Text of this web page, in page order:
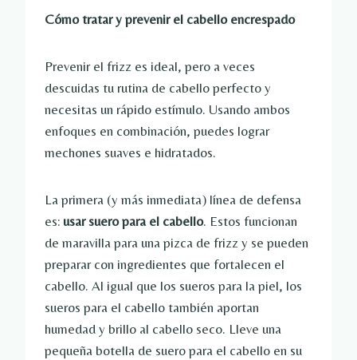
Cómo tratar y prevenir el cabello encrespado
Prevenir el frizz es ideal, pero a veces
descuidas tu rutina de cabello perfecto y
necesitas un rápido estímulo. Usando ambos
enfoques en combinación, puedes lograr
mechones suaves e hidratados.
La primera (y más inmediata) línea de defensa
es: usar suero para el cabello. Estos funcionan
de maravilla para una pizca de frizz y se pueden
preparar con ingredientes que fortalecen el
cabello. Al igual que los sueros para la piel, los
sueros para el cabello también aportan
humedad y brillo al cabello seco. Lleve una
pequeña botella de suero para el cabello en su